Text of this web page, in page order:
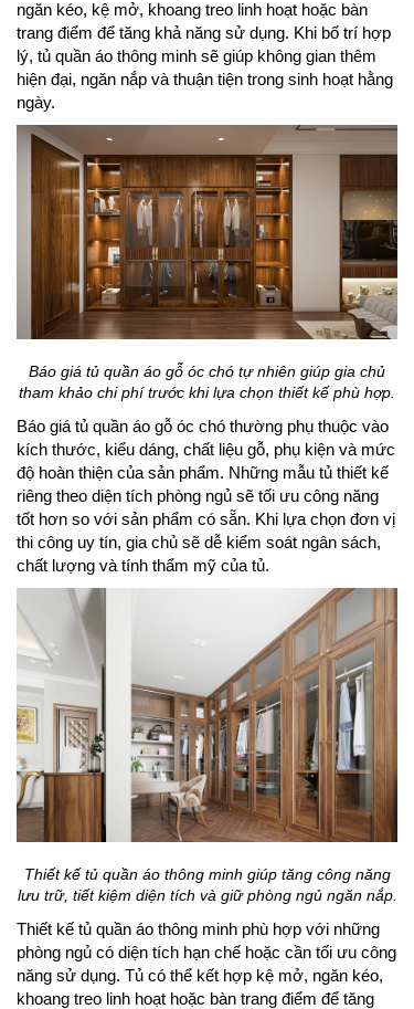
ngăn kéo, kệ mở, khoang treo linh hoạt hoặc bàn
trang điểm để tăng khả năng sử dụng. Khi bố trí hợp
lý, tủ quần áo thông minh sẽ giúp không gian thêm
hiện đại, ngăn nắp và thuận tiện trong sinh hoạt hằng
ngày.
Báo giá tủ quần áo gỗ óc chó tự nhiên giúp gia chủ
tham khảo chi phí trước khi lựa chọn thiết kế phù hợp.
Báo giá tủ quần áo gỗ óc chó thường phụ thuộc vào
kích thước, kiểu dáng, chất liệu gỗ, phụ kiện và mức
độ hoàn thiện của sản phẩm. Những mẫu tủ thiết kế
riêng theo diện tích phòng ngủ sẽ tối ưu công năng
tốt hơn so với sản phẩm có sẵn. Khi lựa chọn đơn vị
thi công uy tín, gia chủ sẽ dễ kiểm soát ngân sách,
chất lượng và tính thẩm mỹ của tủ.
Thiết kế tủ quần áo thông minh giúp tăng công năng
lưu trữ, tiết kiệm diện tích và giữ phòng ngủ ngăn nắp.
Thiết kế tủ quần áo thông minh phù hợp với những
phòng ngủ có diện tích hạn chế hoặc cần tối ưu công
năng sử dụng. Tủ có thể kết hợp kệ mở, ngăn kéo,
khoang treo linh hoạt hoặc bàn trang điểm để tăng